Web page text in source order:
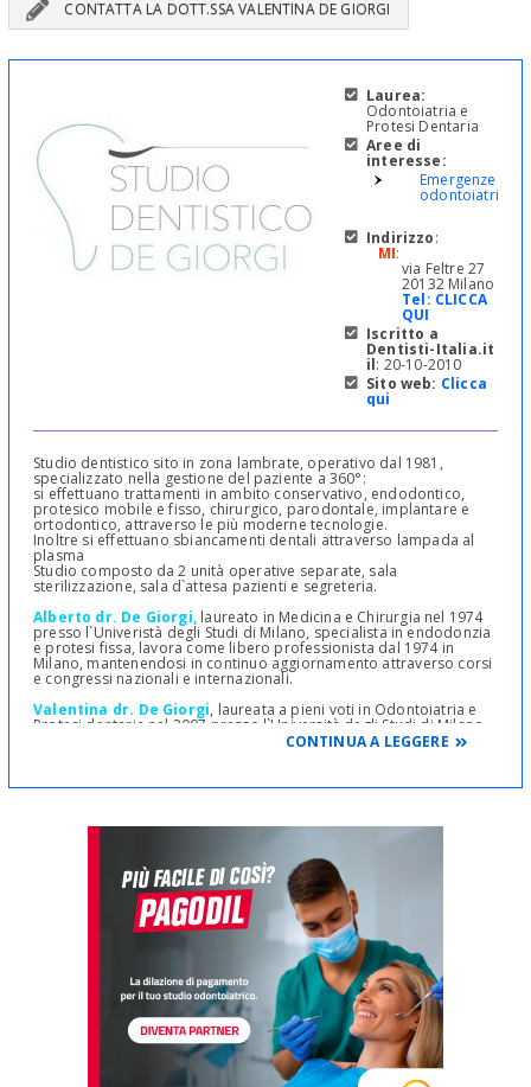
CONTATTA LA DOTT.SSA VALENTINA DE GIORGI
Laurea:
Odontoiatria e
Protesi Dentaria
Aree di
interesse:
Emergenze
odontoiatriche
Indirizzo:
MI:
via Feltre 27
20132 Milano
Tel: CLICCA
QUI
Iscritto a
Dentisti-Italia.it
il: 20-10-2010
Sito web: Clicca
qui
Studio dentistico sito in zona lambrate, operativo dal 1981,
specializzato nella gestione del paziente a 360°:
si effettuano trattamenti in ambito conservativo, endodontico,
protesico mobile e fisso, chirurgico, parodontale, implantare e
ortodontico, attraverso le più moderne tecnologie.
Inoltre si effettuano sbiancamenti dentali attraverso lampada al
plasma
Studio composto da 2 unità operative separate, sala
sterilizzazione, sala d`attesa pazienti e segreteria.
Alberto dr. De Giorgi,laureato in Medicina e Chirurgia nel 1974
presso l`Univeristà degli Studi di Milano, specialista in endodonzia
e protesi fissa, lavora come libero professionista dal 1974 in
Milano, mantenendosi in continuo aggiornamento attraverso corsi
e congressi nazionali e internazionali.
Valentina dr. De Giorgi, laureata a pieni voti in Odontoiatria e
Protesi dentaria nel 2007 presso l`Università degli Studi di Milano,
lavora come libero profesionista dal 2007, collaborando con studi
Parodontologia, perfezionandosi nell`aspetto chirurgico di
Lo studio dentistico De Giorgi è aperto dalLunedì al Giovedì
Solo per urgenze - previa conferma telefonica - lo studio apre il
Venerdì e durante la pausa pranzo.
CONTINUA A LEGGERE